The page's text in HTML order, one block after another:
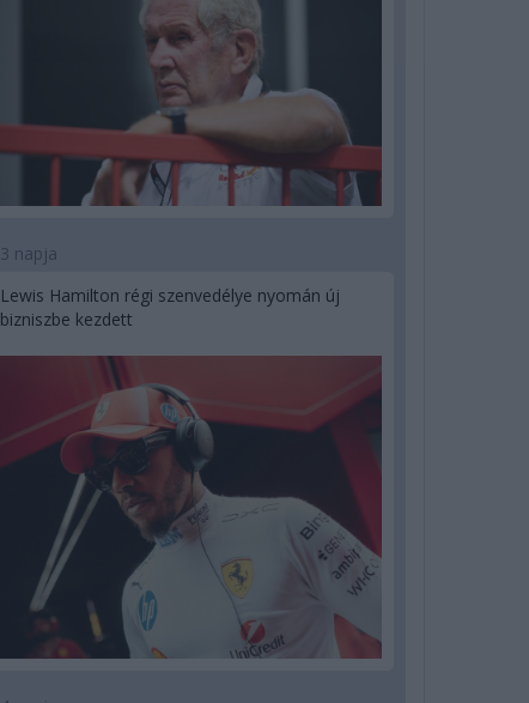
3 napja
Lewis Hamilton régi szenvedélye nyomán új
bizniszbe kezdett